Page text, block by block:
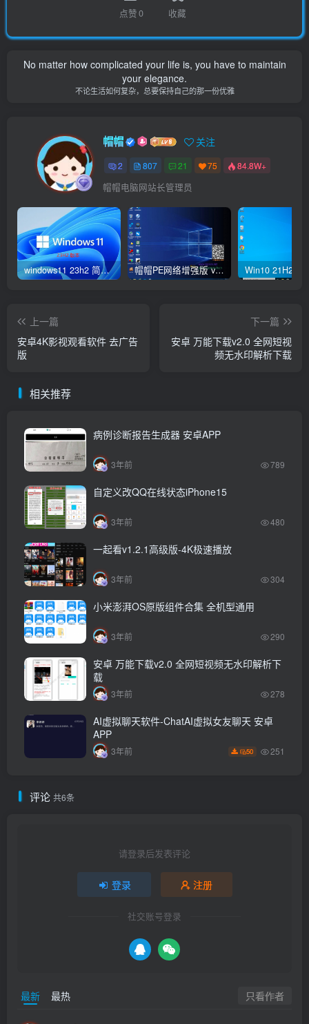
点赞0 收藏
No matter how complicated your life is, you have to maintain
your elegance.
不论生活如何复杂，总要保持自己的那一份优雅
帽帽 关注
2 807 21 75 84.8W+
帽帽电脑网站长管理员
windows11 23h2 简体中文版64位 正式版 帽帽PE网络增强版 v2.4版本
上一篇
安卓4K影视观看软件 去广告
版
下一篇
安卓 万能下载v2.0 全网短视
频无水印解析下载
相关推荐
病例诊断报告生成器 安卓APP
3年前 789
自定义改QQ在线状态iPhone15
3年前 480
一起看v1.2.1高级版-4K极速播放
3年前 304
小米澎湃OS原版组件合集 全机型通用
3年前 290
安卓 万能下载v2.0 全网短视频无水印解析下
载
3年前 278
AI虚拟聊天软件-ChatAI虚拟女友聊天 安卓
APP
3年前 50 251
评论 共6条
请登录后发表评论
登录 注册
社交账号登录
最新 最热 只看作者